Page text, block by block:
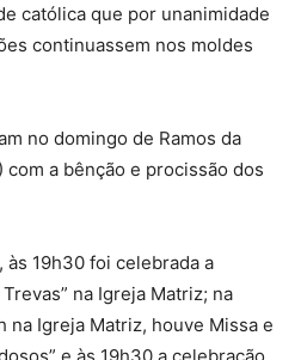
católica que por unanimidade
continuassem nos moldes
no domingo de Ramos da
com a bênção e procissão dos
às 19h30 foi celebrada a
na Igreja Matriz; na
na Igreja Matriz, houve Missa e